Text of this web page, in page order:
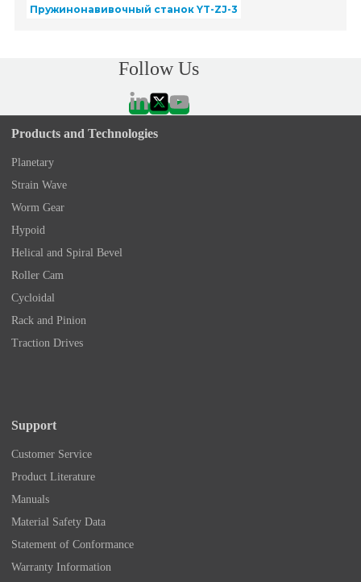
Пружинонавивочный станок YT-ZJ-3
Follow Us
Products and Technologies
Planetary
Strain Wave
Worm Gear
Hypoid
Helical and Spiral Bevel
Roller Cam
Cycloidal
Rack and Pinion
Traction Drives
Support
Customer Service
Product Literature
Manuals
Material Safety Data
Statement of Conformance
Warranty Information